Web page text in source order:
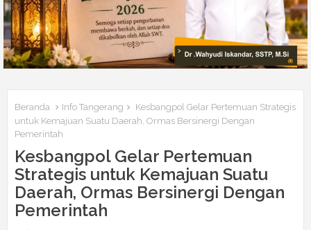
Beranda Info Tangerang
Kesbangpol Gelar Pertemuan Strategis
untuk Kemajuan Suatu Daerah, Ormas Bersinergi Dengan
Pemerintah
Kesbangpol Gelar Pertemuan
Strategis untuk Kemajuan Suatu
Daerah, Ormas Bersinergi Dengan
Pemerintah